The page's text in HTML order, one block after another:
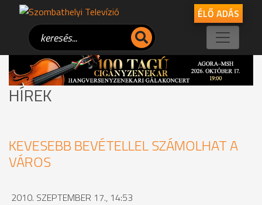
ÉLŐ ADÁS
HÍREK
KEVESEBB BEVÉTELLEL SZÁMOLHAT A
VÁROS
2010. SZEPTEMBER 17., 14:53